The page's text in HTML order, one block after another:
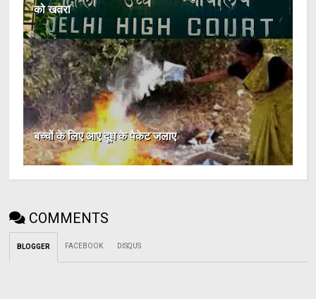
को खतरा
बच्चों के लिए आए दूध के पैकेट जलाए
COMMENTS
BLOGGER FACEBOOK DISQUS